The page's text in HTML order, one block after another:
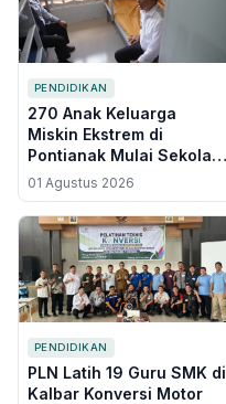
PENDIDIKAN
270 Anak Keluarga
Miskin Ekstrem di
Pontianak Mulai Sekolah
di Sekolah Rakyat,
Tinggal di Asrama
01 Agustus 2026
PENDIDIKAN
PLN Latih 19 Guru SMK di
Kalbar Konversi Motor